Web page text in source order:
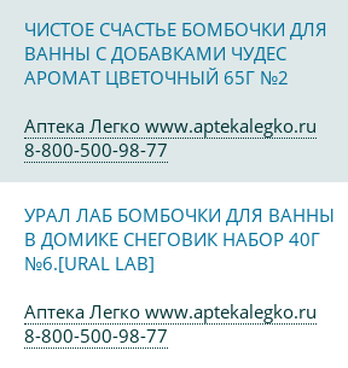
ЧИСТОЕ СЧАСТЬЕ БОМБОЧКИ ДЛЯ
ВАННЫ С ДОБАВКАМИ ЧУДЕС
АРОМАТ ЦВЕТОЧНЫЙ 65Г №2
Аптека Легко www.aptekalegko.ru
8-800-500-98-77
УРАЛ ЛАБ БОМБОЧКИ ДЛЯ ВАННЫ
В ДОМИКЕ СНЕГОВИК НАБОР 40Г
№6.[URAL LAB]
Аптека Легко www.aptekalegko.ru
8-800-500-98-77